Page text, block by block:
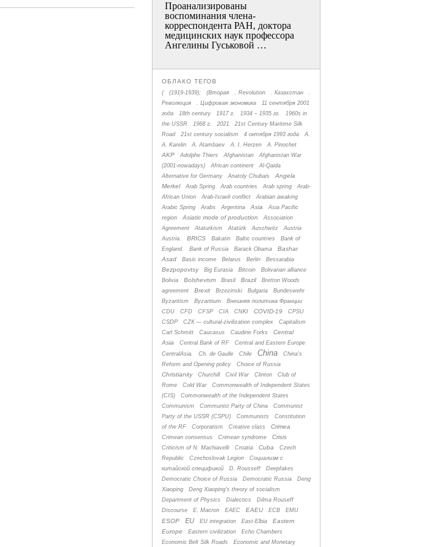
Проанализированы
воспоминания члена­
корреспондента РАН, доктора
медицинских наук профессора
Ангелины Гуськовой …
ОБЛАКО ТЕГОВ
( (1919-1939); (Вторая . Revolution . Казахстан
.
Революция
. Цифровая экономика
11 сентября 2001
года
18th century 1917 г. 1934 – 1935 гг.
1960s in
the USSR
1968 г. 2021
21st Century Maritime Silk
Road
21st century socialism 4 октября 1993 года
A.
A. Karelin
A. Atambaev A. I. Herzen A. Pinochet
AKP Adolphe Thiers Afghanistan
Afghanistan War
(2001-nowadays)
African continent
Al-Qaida
Alternative for Germany
Anatoly Chubais
Angela
Merkel
Arab Spring Arab countries Arab spring
Arab-
African Union
Arab-Israeli conflict
Arabian awaking
Arabic Spring
Arabs Argentina Asia
Asia Pacific
region
Asiatic mode of production
Association
Agreement
Ataturkism Atatürk Auschwitz
Austria
Austria.
BRICS Bakatin Baltic countries
Bank of
England.
Bank of Russia Barack Obama
Bashar
Asad
Basic income Belarus Berlin Bessarabia
Bezpopovtsy Big Eurasia Bitcoin
Bolivarian alliance
Bolivia
Bolshevism Brasil Brazil
Bretton Woods
agreement
Brexit Brzezinski Bulgaria
Bundeswehr
Byzantism
Byzantium
Bнешняя политика Франции
CDU
CFD CFSP CIA CNKI COVID-19
CPSU
CSDP
CZК — cultural-zivilization complex
Capitalism
Carl Schmitt
Caucasus Caudine Forks
Central
Asia
Central Bank of RF
Central and Eastern Europe
CentralAsia.
Ch. de Gaulle Chile China
China's
Reform and Opening policy
Choice of Russia
Christianity Churchill Civil War Clinton
Club of
Rome
Cold War
Commonwealth of Independent States
(CIS)
Commonwealth of the Independent States
Communism
Communist Party of China
Communist
Party of the USSR (CSPU)
Communists
Constitution
of the RF
Corporatism Creative class Crimea
Crimean consensus Crimean syndrome Crisis
Criticism of N. Machiavelli Croatia Cuba
Czech
Republic
Czechoslovak Legion
Cоциализм с
китайской спецификой
D. Rousseff
Deepfakes
Democratic Choice of Russia
Democratic Russia
Deng
Xiaoping
Deng Xiaoping's theory of socialism
Department of Physics
Dialectics
Dilma Rouseff
Discourse
E. Macron EAEC EAEU ECB EMU
ESOP EU EU integration East-Elbia
Eastern
Europe
Eastern civilization
Echo Chambers
Economic Belt Silk Roads
Economic and Monetary